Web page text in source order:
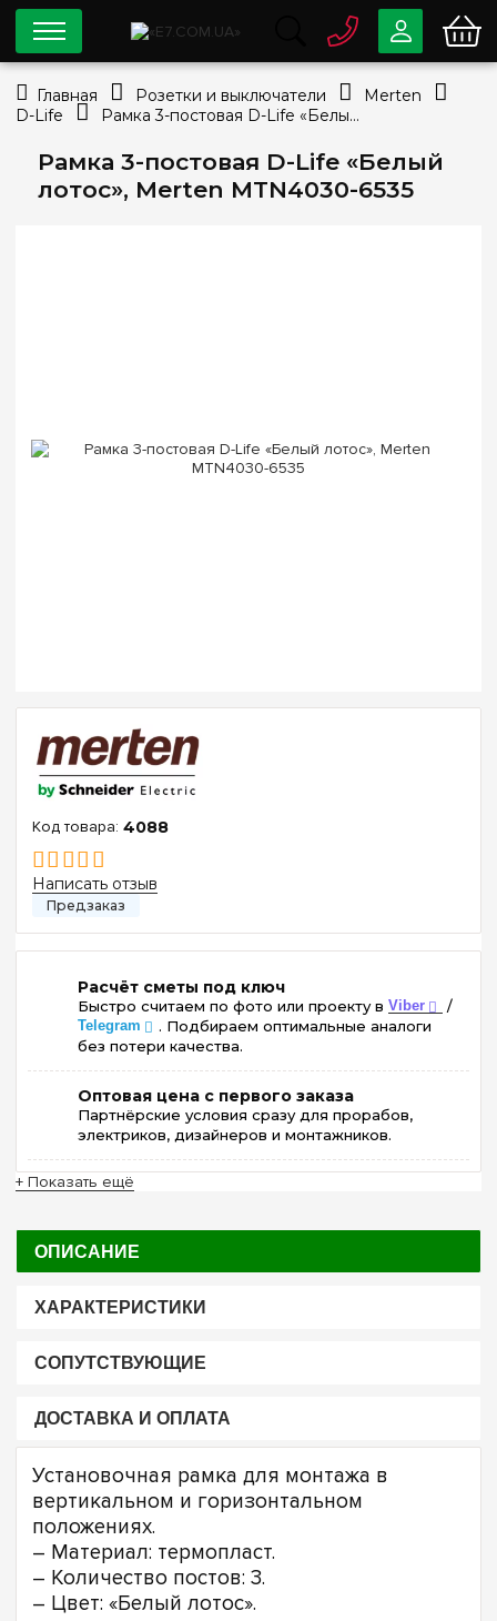
Рамка 3-постовая D-Life «Белый
лотос», Merten MTN4030-6535
4088
Написать отзыв
Расчёт сметы под ключ
Быстро считаем по фото или проекту в Viber /
Telegram
. Подбираем оптимальные аналоги
без потери качества.
Оптовая цена с первого заказа
Партнёрские условия сразу для прорабов,
электриков, дизайнеров и монтажников.
+ Показать ещё
ОПИСАНИЕ
ХАРАКТЕРИСТИКИ
СОПУТСТВУЮЩИЕ
ДОСТАВКА И ОПЛАТА
Установочная рамка для монтажа в
вертикальном и горизонтальном
положениях.
– Материал: термопласт.
– Количество постов: 3.
– Цвет: «Белый лотос».
0 80033-63-07
info@e7.com.ua
044334-79-78
Viber Telegram
Главная Розетки и выключатели
Merten
D-Life
Рамка 3-постовая D-Life «Белый лотос», Merten MTN4030-6535